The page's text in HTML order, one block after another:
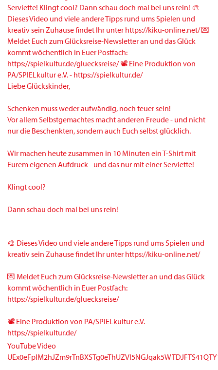
Liebe Glückskinder,
Schenken muss weder aufwändig, noch teuer sein!
Vor allem Selbstgemachtes macht anderen Freude - und nicht
nur die Beschenkten, sondern auch Euch selbst glücklich.
Wir machen heute zusammen in 10 Minuten ein T-Shirt mit
Eurem eigenen Aufdruck - und das nur mit einer Serviette!
Klingt cool?
Dann schau doch mal bei uns rein!
🎨 Dieses Video und viele andere Tipps rund ums Spielen und
kreativ sein Zuhause findet Ihr unter https://kiku-online.net/
💌 Meldet Euch zum Glücksreise-Newsletter an und das Glück
kommt wöchentlich in Euer Postfach:
https://spielkultur.de/gluecksreise/
📽 Eine Produktion von PA/SPIELkultur e.V. -
https://spielkultur.de/
YouTube Video